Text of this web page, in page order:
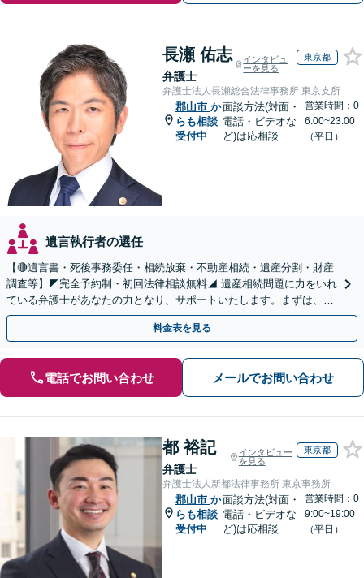
長瀬 佑志
弁護士
インタビュ
ーを見る
東京都
弁護士法人長瀬総合法律事務所 東京支所
郡山市 か
らも相談
受付中
面談方法(対面・
電話・ビデオな
ど)は応相談
営業時間：0
6:00~23:00
（平日）
遺言執行者の選任
【🔴遺言書・死後事務委任・相続放棄・不動産相続・遺産分割・財産
調査等】◤完全予約制・初回法律相談無料◢ 遺産相続問題に力をいれ
ている弁護士があなたの力となり、サポートいたします。まずは、お
気軽にお問い合わせください。
料金表を見る
電話でお問い合わせ メールでお問い合わせ
都 裕記
弁護士
インタビュー
を見る
東京都
弁護士法人新都法律事務所 東京事務所
郡山市 か
らも相談
受付中
面談方法(対面・
電話・ビデオな
ど)は応相談
営業時間：0
9:00~19:00
（平日）